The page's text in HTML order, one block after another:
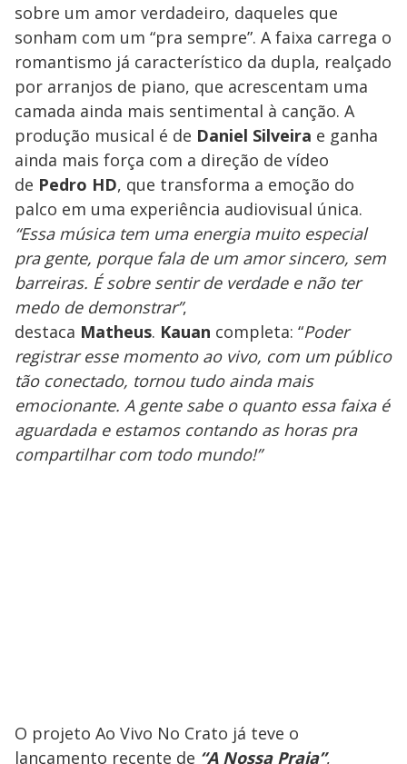
sobre um amor verdadeiro, daqueles que
sonham com um “pra sempre”. A faixa carrega o
romantismo já característico da dupla, realçado
por arranjos de piano, que acrescentam uma
camada ainda mais sentimental à canção. A
produção musical é de Daniel Silveira e ganha
ainda mais força com a direção de vídeo
de Pedro HD, que transforma a emoção do
palco em uma experiência audiovisual única.
“Essa música tem uma energia muito especial
pra gente, porque fala de um amor sincero, sem
barreiras. É sobre sentir de verdade e não ter
medo de demonstrar”,
destaca Matheus. Kauan completa: “Poder
registrar esse momento ao vivo, com um público
tão conectado, tornou tudo ainda mais
emocionante. A gente sabe o quanto essa faixa é
aguardada e estamos contando as horas pra
compartilhar com todo mundo!”
O projeto Ao Vivo No Crato já teve o
lançamento recente de “A Nossa Praia”,